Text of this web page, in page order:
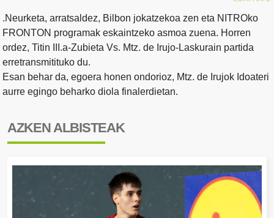
.Neurketa, arratsaldez, Bilbon jokatzekoa zen eta NITROko
FRONTON programak eskaintzeko asmoa zuena. Horren
ordez, Titin III.a-Zubieta Vs. Mtz. de Irujo-Laskurain partida
erretransmitituko du.
Esan behar da, egoera honen ondorioz, Mtz. de Irujok Idoateri
aurre egingo beharko diola finalerdietan.
AZKEN ALBISTEAK